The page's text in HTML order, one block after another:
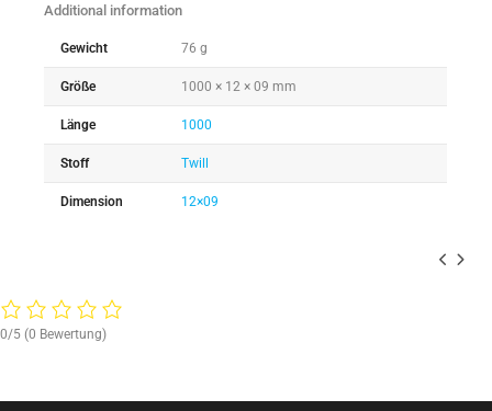
Additional information
Gewicht 76 g
Größe 1000 × 12 × 09 mm
Länge 1000
Stoff Twill
Dimension 12×09
0/5 (0 Bewertung)